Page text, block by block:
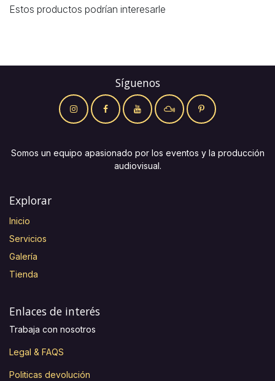
Estos productos podrían interesarle
Síguenos
Somos un equipo apasionado por los eventos y la producción
audiovisual.
Explorar
Inicio
Servicios
Galería
Tienda
Enlaces de interés
Trabaja con nosotros
Legal & FAQS
Politicas devolución